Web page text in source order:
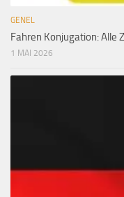
GENEL
Fahren Konjugation: Alle
1 MAI 2026